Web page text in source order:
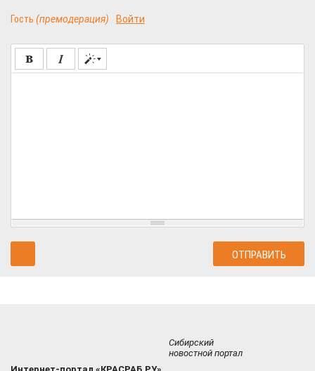
Гость (премодерация) Войти
Сибирский
новостной портал